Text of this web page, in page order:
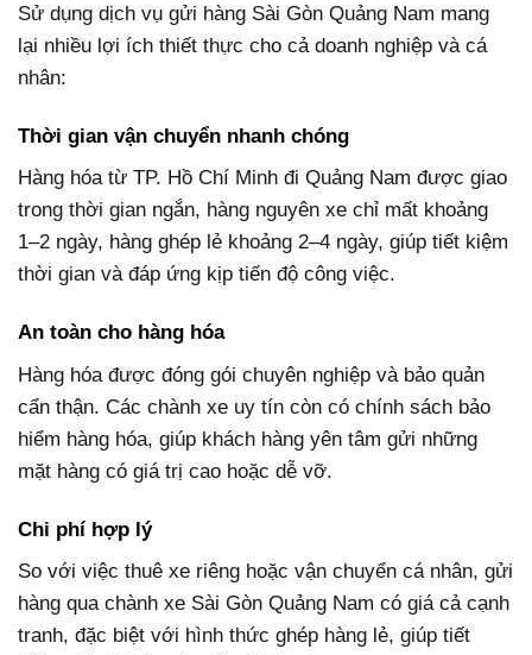
Sử dụng dịch vụ gửi hàng Sài Gòn Quảng Nam mang
lại nhiều lợi ích thiết thực cho cả doanh nghiệp và cá
nhân:
Thời gian vận chuyển nhanh chóng
Hàng hóa từ TP. Hồ Chí Minh đi Quảng Nam được giao
trong thời gian ngắn, hàng nguyên xe chỉ mất khoảng
1–2 ngày, hàng ghép lẻ khoảng 2–4 ngày, giúp tiết kiệm
thời gian và đáp ứng kịp tiến độ công việc.
An toàn cho hàng hóa
Hàng hóa được đóng gói chuyên nghiệp và bảo quản
cẩn thận. Các chành xe uy tín còn có chính sách bảo
hiểm hàng hóa, giúp khách hàng yên tâm gửi những
mặt hàng có giá trị cao hoặc dễ vỡ.
Chi phí hợp lý
So với việc thuê xe riêng hoặc vận chuyển cá nhân, gửi
hàng qua chành xe Sài Gòn Quảng Nam có giá cả cạnh
tranh, đặc biệt với hình thức ghép hàng lẻ, giúp tiết